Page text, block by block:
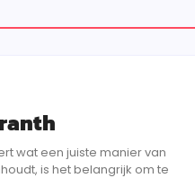
wat een juiste manier van
is het belangrijk om te